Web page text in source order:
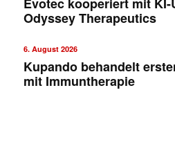
Odyssey Therapeutics
6. August 2026
Kupando behandelt
mit Immuntherapie